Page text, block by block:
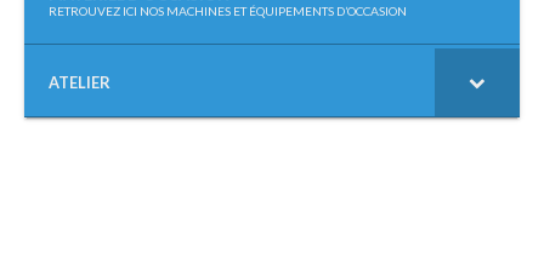
RETROUVEZ ICI NOS MACHINES ET ÉQUIPEMENTS D’OCCASION
ATELIER